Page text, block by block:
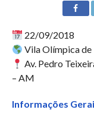
22/09/2018
Vila Olímpica de
Av. Pedro
– AM
Informações